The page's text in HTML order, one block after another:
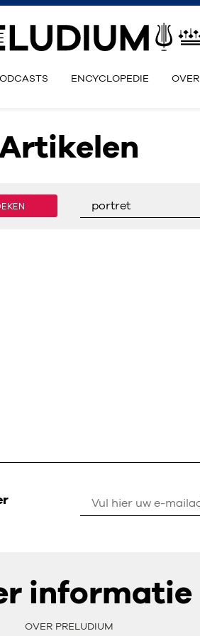
ENCYCLOPEDIE OVER
portret
informatie
OVER PRELUDIUM